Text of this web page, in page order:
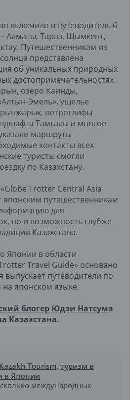
включило в путеводитель 6
Алматы, Тараз, Шымкент,
Путешественникам из
представлена
об уникальных природных
достопримечательностях.
озеро Каинды,
Эмель», ущелье
петроглифы
Тамгалы и многое
маршруты
контакты всех
туристы смогли
по Казахстану.
Trotter Central Asia
японским путешественникам
для
но и возможность глубже
Казахстана.
Японии в области
Travel Guide» основано
выпускает путеводители по
японском языке.
блогер Юдзи Натсума
Казахстана.
Kazakh Tourism, туризм в
в Японии
международных